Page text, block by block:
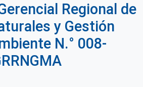
Regional de
y Gestión
N.° 008-